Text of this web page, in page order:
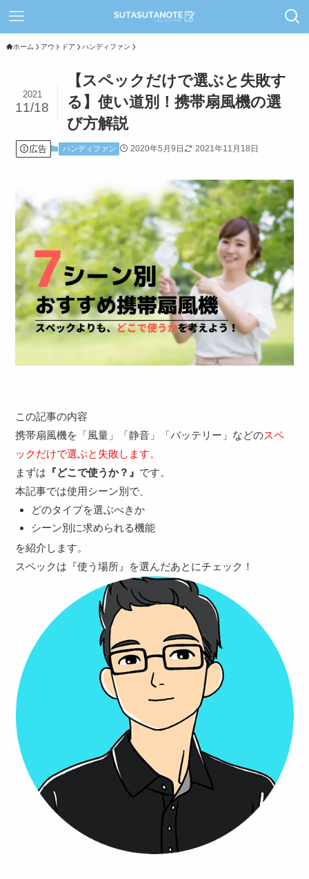
ホーム アウトドア ハンディファン
【スペックだけで選ぶと失敗す
る】使い道別！携帯扇風機の選
び方解説
2021
11/18
広告 ハンディファン 2020年5月9日 2021年11月18日
この記事の内容
携帯扇風機を「風量」「静音」「バッテリー」などのスペ
ックだけで選ぶと失敗します。
まずは 『どこで使うか？』 です。
本記事では使用シーン別で、
どのタイプを選ぶべきか
シーン別に求められる機能
を紹介します。
スペックは『使う場所』を選んだあとにチェック！